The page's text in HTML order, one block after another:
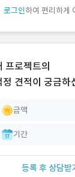
개발 회사 있어?
로그인하여 편리하게
프로젝트의
정 견적이 궁금하
금액
기간
등록 후 상담받